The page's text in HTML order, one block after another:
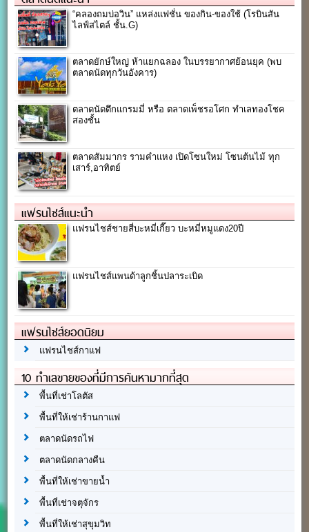
“คลองถมบ่อวิน” แหล่งแฟชั่น ของกิน-ของใช้ (โรบินสัน
ไลฟ์สไตล์ ชั้น.G)
ตลาดยักษ์ใหญ่ ห้าแยกฉลอง ในบรรยากาศย้อนยุค (พบ
ตลาดนัดทุกวันอังคาร)
ตลาดนัดตึกแกรมมี่ หรือ ตลาดเพ็ชรอโศก ทำเลทองโชค
สองชั้น
ตลาดสัมมากร รามคำแหง เปิดโซนใหม่ โซนต้นไม้ ทุก
เสาร์,อาทิตย์
แฟรนไชส์แนะนำ
แฟรนไชส์ชายสี่บะหมี่เกี๊ยว บะหมี่หมูแดง20ปี
แฟรนไชส์แพนด้าลูกชิ้นปลาระเบิด
แฟรนไชส์ยอดนิยม
แฟรนไชส์กาแฟ
10 ทำเลขายของที่มีการค้นหามากที่สุด
พื้นที่เช่าโลตัส
พื้นที่ให้เช่าร้านกาแฟ
ตลาดนัดรถไฟ
ตลาดนัดกลางคืน
พื้นที่ให้เช่าขายน้ำ
พื้นที่เช่าจตุจักร
พื้นที่ให้เช่าสุขุมวิท